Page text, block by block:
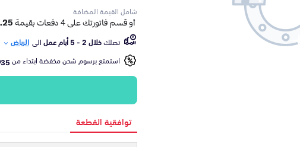
شامل القيمة المضافة
تصلكخلال 2 - 5 أيام عمل الى الرياض
استمتع برسوم شحن مخفضة ابتداء من35
توافقية القطعة